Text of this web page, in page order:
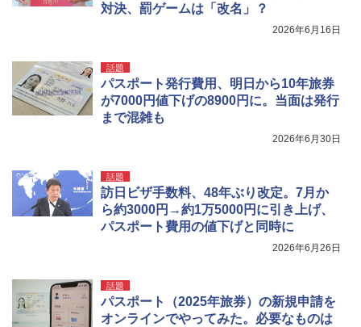
対決、罰ゲームは「改名」？
2026年6月16日
話題
パスポート発行費用、明日から10年旅券
が7000円値下げの8900円に。当面は発行
まで混雑も
2026年6月30日
話題
訪日ビザ手数料、48年ぶり改定。7月か
ら約3000円→約1万5000円に引き上げ、
パスポート費用の値下げと同時に
2026年6月26日
話題
パスポート（2025年旅券）の新規申請を
オンラインでやってみた。必要なものは